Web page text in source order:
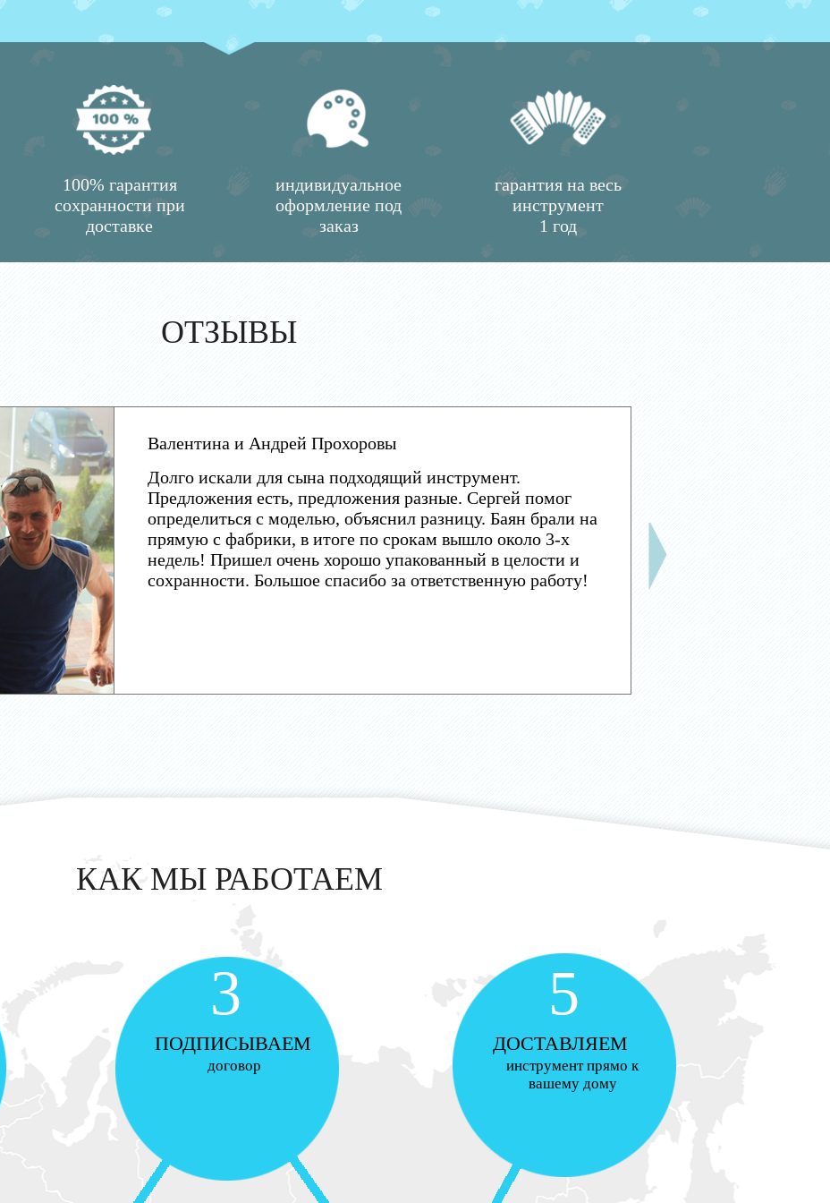
100% гарантия
сохранности при
доставке
индивидуальное
оформление под
заказ
гарантия на весь
инструмент
1 год
ОТЗЫВЫ
Валентина и Андрей Прохоровы
Долго искали для сына подходящий инструмент.
Предложения есть, предложения разные. Сергей помог
определиться с моделью, объяснил разницу. Баян брали на
прямую с фабрики, в итоге по срокам вышло около 3-х
недель! Пришел очень хорошо упакованный в целости и
сохранности. Большое спасибо за ответственную работу!
КАК МЫ РАБОТАЕМ
3
ПОДПИСЫВАЕМ
договор
5
ДОСТАВЛЯЕМ
инструмент прямо к
вашему дому